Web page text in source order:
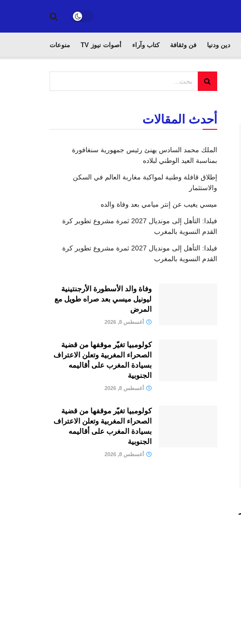
دين ودنيا فن وثقافة كتاب وآراء أصوات نيوز TV منوعات
أحدث المقالات
الملك محمد السادس يهنئ رئيس جمهورية سنغافورة
بمناسبة العيد الوطني لبلاده
إطلاق قافلة وطنية لمواكبة مغاربة العالم في السكن
والاستثمار
ميسي يغيب عن إنتر ميامي بعد وفاة والده
فيلدا: التأهل إلى مونديال 2027 ثمرة مشروع تطوير كرة
القدم النسوية بالمغرب
فيلدا: التأهل إلى مونديال 2027 ثمرة مشروع تطوير كرة
القدم النسوية بالمغرب
وفاة والد الأسطورة الأرجنتينية
ليونيل ميسي بعد صراه طويل مع
المرض
أغسطس 8, 2026
كولومبيا تغيّر موقفها من قضية
الصحراء المغربية وتعلن الاعتراف
بسيادة المغرب على أقاليمه
الجنوبية
أغسطس 8, 2026
كولومبيا تغيّر موقفها من قضية
الصحراء المغربية وتعلن الاعتراف
بسيادة المغرب على أقاليمه
الجنوبية
أغسطس 8, 2026